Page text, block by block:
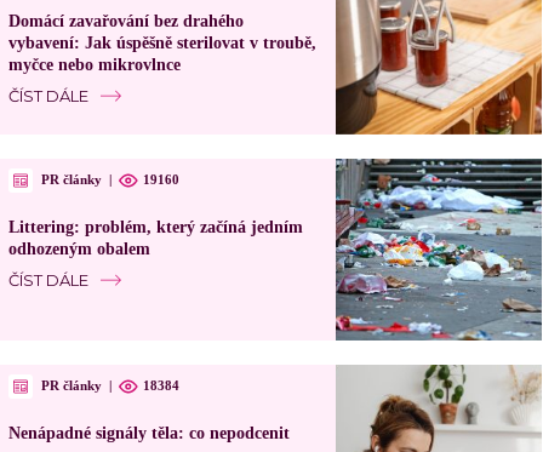
Domácí zavařování bez drahého
vybavení: Jak úspěšně sterilovat v troubě,
myčce nebo mikrovlnce
ČÍST DÁLE
PR články | 19160
Littering: problém, který začíná jedním
odhozeným obalem
ČÍST DÁLE
PR články | 18384
Nenápadné signály těla: co nepodcenit